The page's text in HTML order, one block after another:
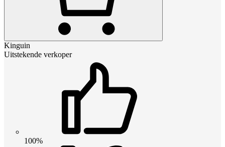
Kinguin
Uitstekende verkoper
100%